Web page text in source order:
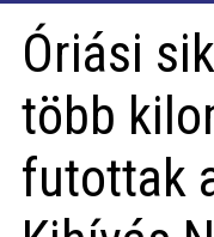
szolgáltatások
Óriási
több
futottak